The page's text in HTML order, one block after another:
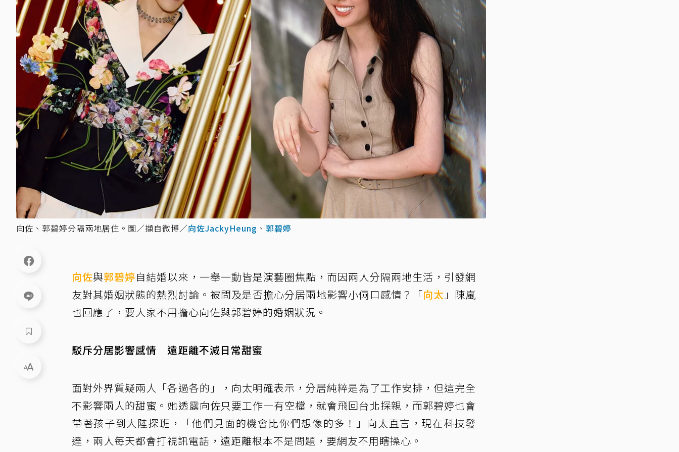
向佐、郭碧婷分隔兩地居住。圖／擷自微博／向佐JackyHeung 、 郭碧婷
向佐與郭碧婷自結婚以來，一舉一動皆是演藝圈焦點，而因兩人分隔兩地生活，引發網
友對其婚姻狀態的熱烈討論。被問及是否擔心分居兩地影響小倆口感情？「向太 」陳嵐
也回應了，要大家不用擔心向佐與郭碧婷的婚姻狀況。
駁斥分居影響感情 遠距離不減日常甜蜜
面對外界質疑兩人「各過各的」，向太明確表示，分居純粹是為了工作安排，但這完全
不影響兩人的甜蜜。她透露向佐只要工作一有空檔，就會飛回台北探親，而郭碧婷也會
帶著孩子到大陸探班，「他們見面的機會比你們想像的多！」向太直言，現在科技發
達，兩人每天都會打視訊電話，遠距離根本不是問題，要網友不用瞎操心。